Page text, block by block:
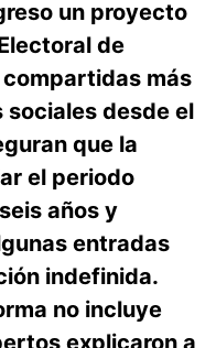
un proyecto
de
más
desde el
que la
el periodo
años y
entradas
indefinida.
no incluye
explicaron a